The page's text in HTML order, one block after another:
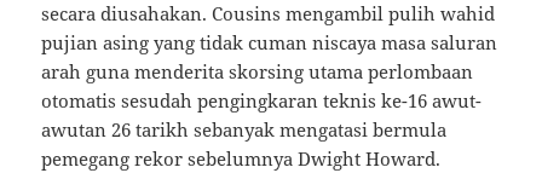
secara diusahakan. Cousins mengambil pulih wahid
pujian asing yang tidak cuman niscaya masa saluran
arah guna menderita skorsing utama perlombaan
otomatis sesudah pengingkaran teknis ke-16 awut-
awutan 26 tarikh sebanyak mengatasi bermula
pemegang rekor sebelumnya Dwight Howard.